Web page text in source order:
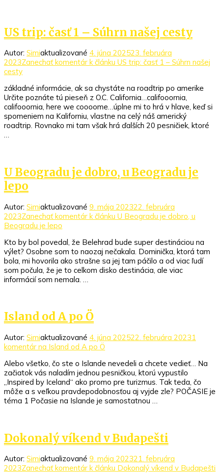
US trip: časť 1 – Súhrn našej cesty
Autor: Simiaktualizované 4. júna 202523. februára
2023Zanechať komentár k článku US trip: časť 1 – Súhrn našej
cesty
základné informácie, ak sa chystáte na roadtrip po amerike
Určite poznáte tú pieseň z O.C. California…califooornia,
califooornia, here we coooome…úplne mi to hrá v hlave, keď si
spomeniem na Kaliforniu, vlastne na celý náš americký
roadtrip. Rovnako mi tam však hrá ďalších 20 pesničiek, ktoré
…
U Beogradu je dobro, u Beogradu je
lepo
Autor: Simiaktualizované 9. mája 202322. februára
2023Zanechať komentár k článku U Beogradu je dobro, u
Beogradu je lepo
Kto by bol povedal, že Belehrad bude super destináciou na
výlet? Osobne som to naozaj nečakala. Dominička, ktorá tam
bola, mi hovorila ako strašne sa jej tam páčilo a od viac ľudí
som počula, že je to celkom disko destinácia, ale viac
informácií som nemala. …
Island od A po Ö
Autor: Simiaktualizované 4. júna 202522. februára 20231
komentár na Island od A po Ö
Alebo všetko, čo ste o Islande nevedeli a chcete vedieť… Na
začiatok vás naladím jednou pesničkou, ktorú vypustilo
„Inspired by Iceland“ ako promo pre turizmus. Tak teda, čo
môže a s veľkou pravdepodobnosťou aj vyjde zle? POČASIE je
téma 1 Počasie na Islande je samostatnou …
Dokonalý víkend v Budapešti
Autor: Simiaktualizované 9. mája 202321. februára
2023Zanechať komentár k článku Dokonalý víkend v Budapešti